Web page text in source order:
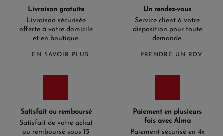
Livraison gratuite
Livraison sécurisée
offerte à votre domicile
et en boutique.
EN SAVOIR PLUS
Un rendez-vous
Service client à votre
disposition pour toute
demande.
PRENDRE UN RDV
Satisfait ou remboursé
Satisfait de votre achat
ou remboursé sous 15
Paiement en plusieurs
fois avec Alma
Paiement sécurisé en 4x